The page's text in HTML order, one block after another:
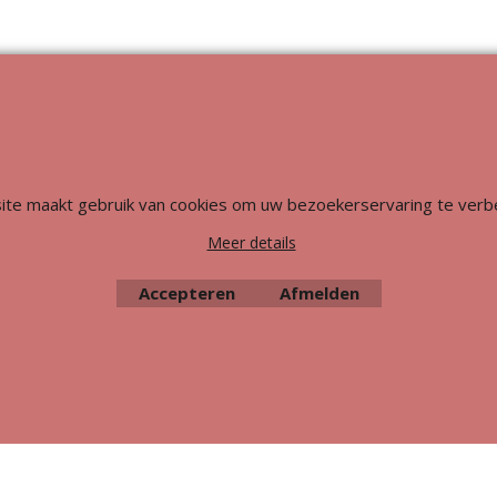
maakt gebruik van cookies om uw bezoekerservaring te
Meer details
Accepteren Afmelden